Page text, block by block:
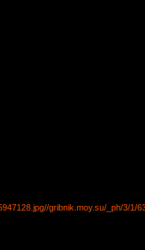
//gribnik.moy.su/_ph/3/1/